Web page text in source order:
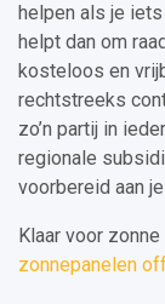
helpen als je
helpt dan om
kosteloos en
rechtstreeks
zo’n partij in
regionale
voorbereid aan
Klaar voor
zonnepanelen